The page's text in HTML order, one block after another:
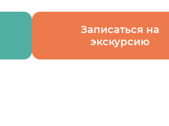
Записаться на
экскурсию